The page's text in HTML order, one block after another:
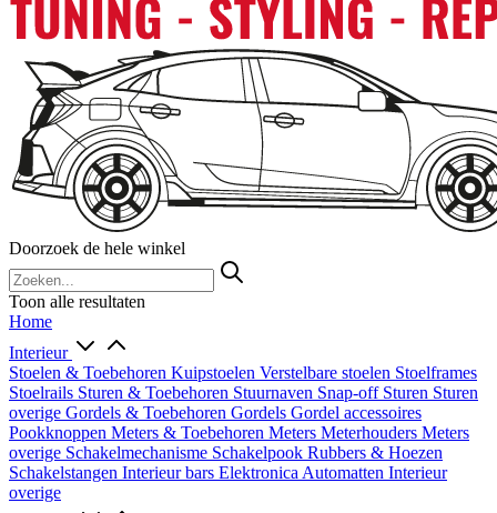
Doorzoek de hele winkel
Toon alle resultaten
Home
Interieur
Stoelen & Toebehoren Kuipstoelen Verstelbare stoelen Stoelframes
Stoelrails Sturen & Toebehoren Stuurnaven Snap-off Sturen Sturen
overige Gordels & Toebehoren Gordels Gordel accessoires
Pookknoppen Meters & Toebehoren Meters Meterhouders Meters
overige Schakelmechanisme Schakelpook Rubbers & Hoezen
Schakelstangen Interieur bars Elektronica Automatten Interieur
overige